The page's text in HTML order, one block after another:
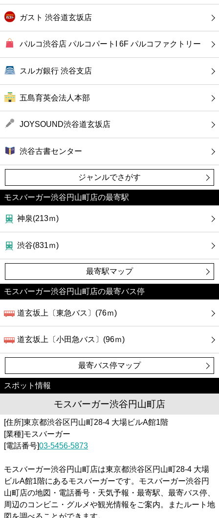
ガスト 渋谷道玄坂店
パルコ渋谷店 パルコパートI 6F パルコファクトリー
スルガ銀行 渋谷支店
五島育英会法人本部
JOYSOUND渋谷道玄坂店
渋谷古書センター
ジャンルでさがす
モスバーガー渋谷円山町店の最寄駅
神泉(213ｍ)
渋谷(831ｍ)
最寄駅マップ
モスバーガー渋谷円山町店の最寄バス停
道玄坂上〔東急バス〕(76ｍ)
道玄坂上〔小田急バス〕(96ｍ)
最寄バス停マップ
スポット情報
モスバーガー渋谷円山町店
[住所]東京都渋谷区円山町28-4 大場ビルA館1階
[業種]モスバーガー
[電話番号]03-5456-5873
モスバーガー渋谷円山町店は東京都渋谷区円山町28-4 大場
ビルA館1階にあるモスバーガーです。モスバーガー渋谷円
山町店の地図・電話番号・天気予報・最寄駅、最寄バス停、
周辺のコンビニ・グルメや観光情報をご案内。またルート地
図を調べることができます。